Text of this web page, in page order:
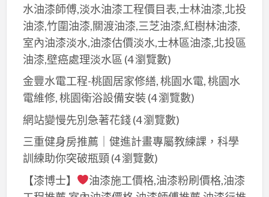
水油漆師傅,淡水油漆工程價目表,士林油漆,北投
油漆,竹圍油漆,關渡油漆,三芝油漆,紅樹林油漆,
室內油漆淡水,油漆估價淡水,士林區油漆,北投區
油漆,壁癌處理淡水區 (4 瀏覽數)
金豐水電工程-桃園居家修繕, 桃園水電, 桃園水
電維修, 桃園衛浴設備安裝 (4 瀏覽數)
網站變慢先別急著花錢(4 瀏覽數)
三重健身房推薦｜健進計畫專屬教練課，科學
訓練助你突破瓶頸(4 瀏覽數)
【漆博士】
油漆施工價格,油漆粉刷價格,油漆